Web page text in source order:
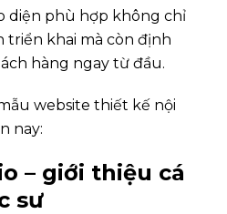
diện phù hợp không chỉ
triển khai mà còn định
hàng ngay từ đầu.
website thiết kế nội
nay:
– giới thiệu cá
sư